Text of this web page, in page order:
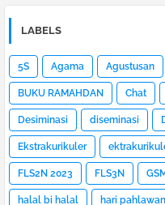
LABELS
5S Agama Agustusan
BUKU RAMAHDAN Chat
Desiminasi diseminasi
Ekstrakurikuler
FLS2N 2023 FLS3N
halal bi halal hari pahlawan